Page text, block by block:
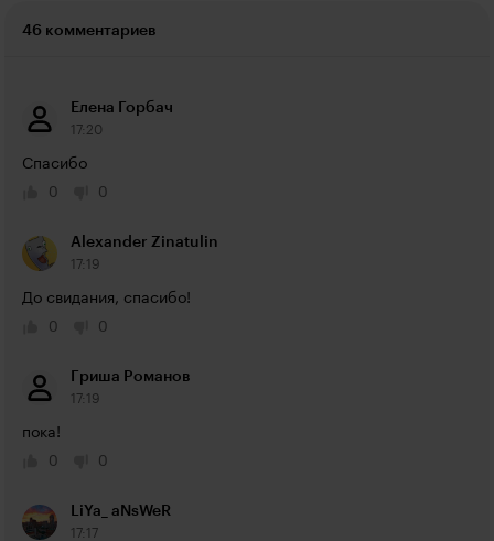
46 комментариев
Елена Горбач
17:20
Спасибо
0
0
Alexander Zinatulin
17:19
До свидания, спасибо!
0
0
Гриша Романов
17:19
пока!
0
0
LiYa_ aNsWeR
17:17